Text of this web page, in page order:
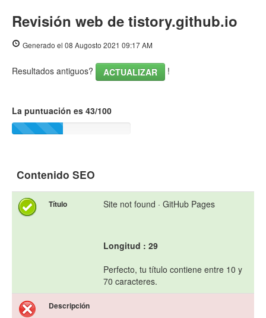
Revisión web de tistory.github.io
Generado el 08 Augosto 2021 09:17 AM
Resultados antiguos? ACTUALIZAR !
La puntuación es 43/100
Contenido SEO
Título Site not found · GitHub Pages
Longitud : 29
Perfecto, tu título contiene entre 10 y
70 caracteres.
Descripción